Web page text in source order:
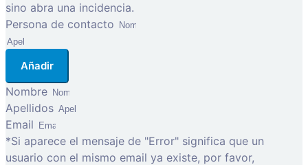
sino abra una incidencia.
Persona de contacto
Añadir
Nombre
Apellidos
Email
*Si aparece el mensaje de "Error" significa que un
usuario con el mismo email ya existe, por favor,